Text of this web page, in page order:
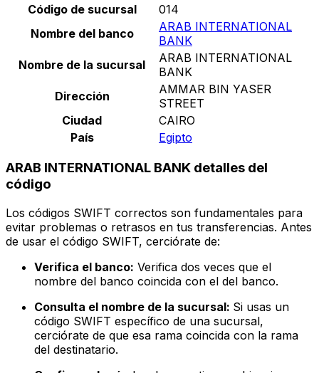
Código de sucursal
014
Nombre del banco
ARAB INTERNATIONAL
BANK
Nombre de la sucursal
ARAB INTERNATIONAL
BANK
Dirección
AMMAR BIN YASER
STREET
Ciudad
CAIRO
País
Egipto
ARAB INTERNATIONAL BANK detalles del
código
Los códigos SWIFT correctos son fundamentales para
evitar problemas o retrasos en tus transferencias. Antes
de usar el código SWIFT, cerciórate de:
Verifica el banco: Verifica dos veces que el
nombre del banco coincida con el del banco.
Consulta el nombre de la sucursal: Si usas un
código SWIFT específico de una sucursal,
cerciórate de que esa rama coincida con la rama
del destinatario.